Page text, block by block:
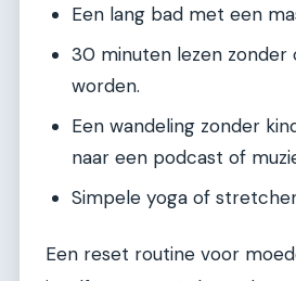
Een lang bad met een
30 minuten lezen
worden.
Een wandeling zonder
naar een podcast of
Simpele yoga of
Een reset routine voor